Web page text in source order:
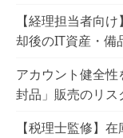
【経理担当者向
却後のIT資産・備
アカウント健全
封品」販売のリス
【税理士監修】